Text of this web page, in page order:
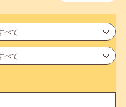
せ
せ
キャリア・アドバイス対応